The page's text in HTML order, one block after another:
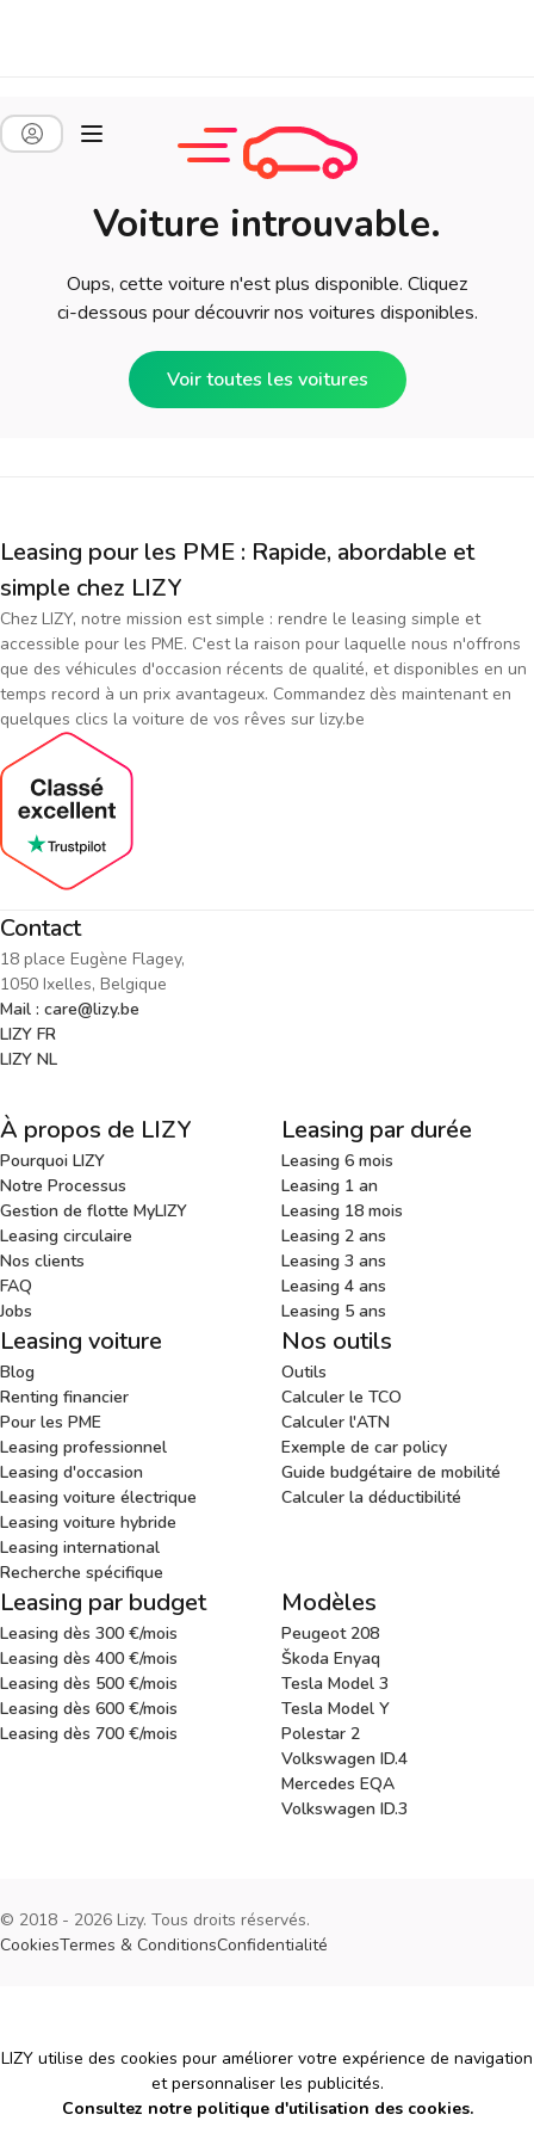
Voiture introuvable.
Oups, cette voiture n'est plus disponible. Cliquez
ci-dessous pour découvrir nos voitures disponibles.
Voir toutes les voitures
Leasing pour les PME : Rapide, abordable et
simple chez LIZY
Chez LIZY, notre mission est simple : rendre le leasing simple et
accessible pour les PME. C'est la raison pour laquelle nous n'offrons
que des véhicules d'occasion récents de qualité, et disponibles en un
temps record à un prix avantageux. Commandez dès maintenant en
quelques clics la voiture de vos rêves sur lizy.be
Contact
18 place Eugène Flagey,
1050 Ixelles, Belgique
Mail : care@lizy.be
LIZY FR
LIZY NL
À propos de LIZY
Pourquoi LIZY
Notre Processus
Gestion de flotte MyLIZY
Leasing circulaire
Nos clients
FAQ
Jobs
Leasing par durée
Leasing 6 mois
Leasing 1 an
Leasing 18 mois
Leasing 2 ans
Leasing 3 ans
Leasing 4 ans
Leasing 5 ans
Leasing voiture
Blog
Renting financier
Pour les PME
Leasing professionnel
Leasing d'occasion
Leasing voiture électrique
Leasing voiture hybride
Leasing international
Recherche spécifique
Nos outils
Outils
Calculer le TCO
Calculer l'ATN
Exemple de car policy
Guide budgétaire de mobilité
Calculer la déductibilité
Leasing par budget
Leasing dès 300 €/mois
Leasing dès 400 €/mois
Leasing dès 500 €/mois
Leasing dès 600 €/mois
Leasing dès 700 €/mois
Modèles
Peugeot 208
Škoda Enyaq
Tesla Model 3
Tesla Model Y
Polestar 2
Volkswagen ID.4
Mercedes EQA
Volkswagen ID.3
© 2018 - 2026 Lizy. Tous droits réservés.
CookiesTermes & ConditionsConfidentialité
Cookies
LIZY utilise des cookies pour améliorer votre expérience de navigation
et personnaliser les publicités.
Consultez notre politique d'utilisation des cookies.